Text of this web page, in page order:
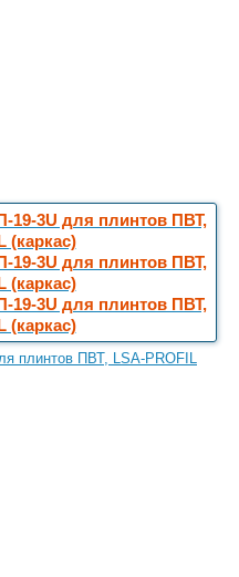
плинтов ПВТ, LSA-PROFIL